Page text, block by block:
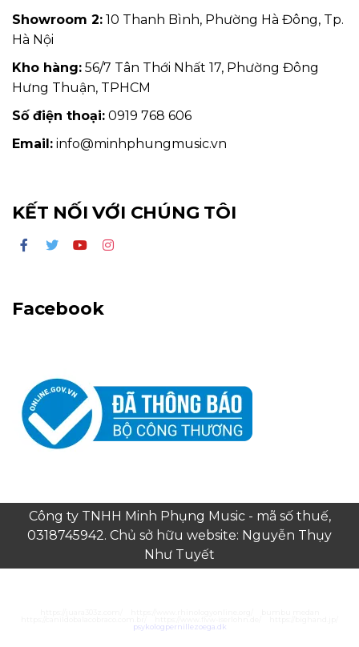
Showroom 2: 10 Thanh Bình, Phường Hà Đông, Tp.
Hà Nội
Kho hàng: 56/7 Tân Thới Nhất 17, Phường Đông
Hưng Thuận, TPHCM
Số điện thoại: 0919 768 606
Email: info@minhphungmusic.vn
KẾT NỐI VỚI CHÚNG TÔI
Facebook
Công ty TNHH Minh Phụng Music - mã số thuế,
0318745942. Chủ sở hữu website: Nguyễn Thụy
Như Tuyết
psykologpernillezoega.dk